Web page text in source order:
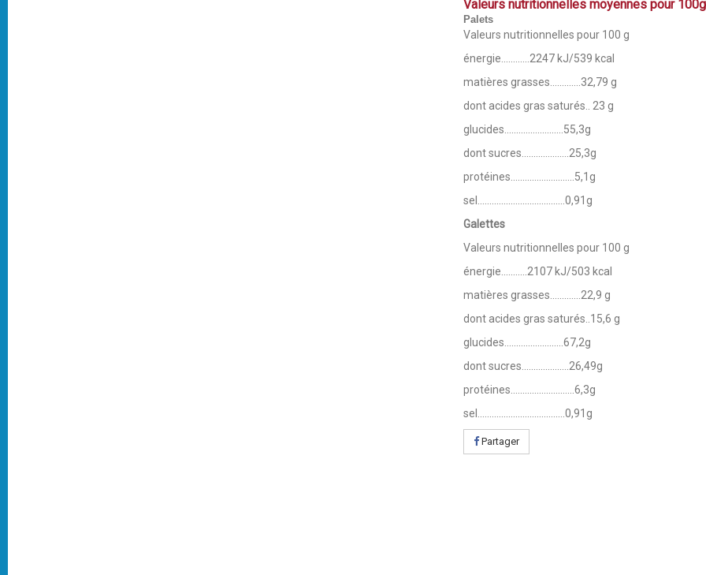
Valeurs nutritionnelles moyennes pour 100g
Palets
Valeurs nutritionnelles pour 100 g
énergie............2247 kJ/539 kcal
matières grasses.............32,79 g
dont acides gras saturés.. 23 g
glucides.........................55,3g
dont sucres....................25,3g
protéines...........................5,1g
sel.....................................0,91g
Galettes
Valeurs nutritionnelles pour 100 g
énergie...........2107 kJ/503 kcal
matières grasses.............22,9 g
dont acides gras saturés..15,6 g
glucides.........................67,2g
dont sucres....................26,49g
protéines...........................6,3g
sel.....................................0,91g
Partager